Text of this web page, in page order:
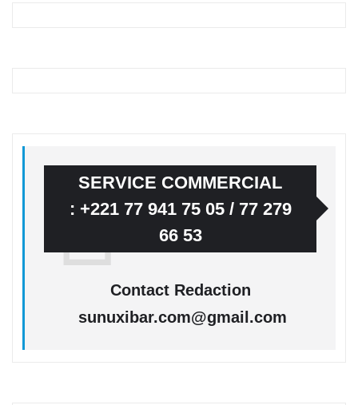
SERVICE COMMERCIAL
: +221 77 941 75 05 / 77 279
66 53
Contact Redaction
sunuxibar.com@gmail.com